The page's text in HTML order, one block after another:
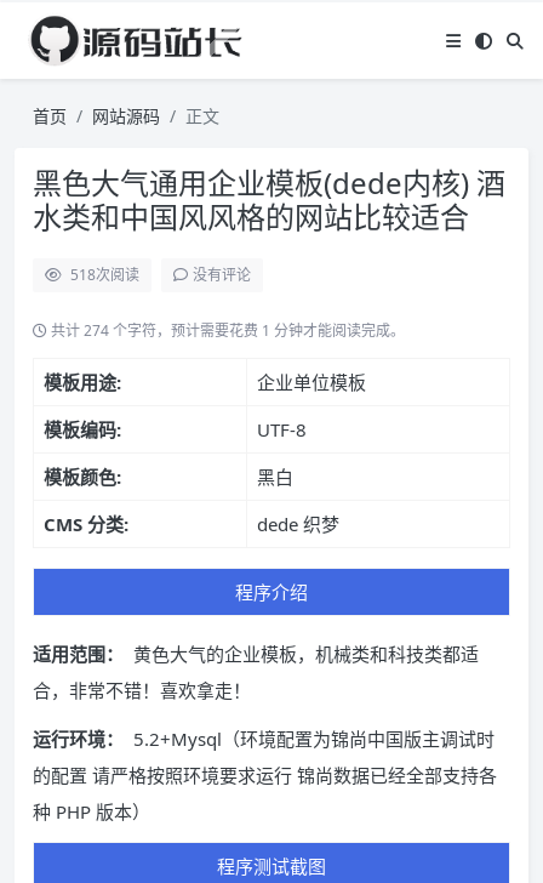
首页 网站源码 正文
黑色大气通用企业模板(dede内核) 酒
水类和中国风风格的网站比较适合
518次阅读 没有评论
共计 274 个字符，预计需要花费 1 分钟才能阅读完成。
模板用途:
企业单位模板
模板编码:
UTF-8
模板颜色:
黑白
CMS 分类:
dede 织梦
程序介绍
适用范围：
黄色大气的企业模板，机械类和科技类都适
合，非常不错！喜欢拿走！
运行环境：
5.2+Mysql（环境配置为锦尚中国版主调试时
的配置 请严格按照环境要求运行 锦尚数据已经全部支持各
种 PHP 版本）
程序测试截图